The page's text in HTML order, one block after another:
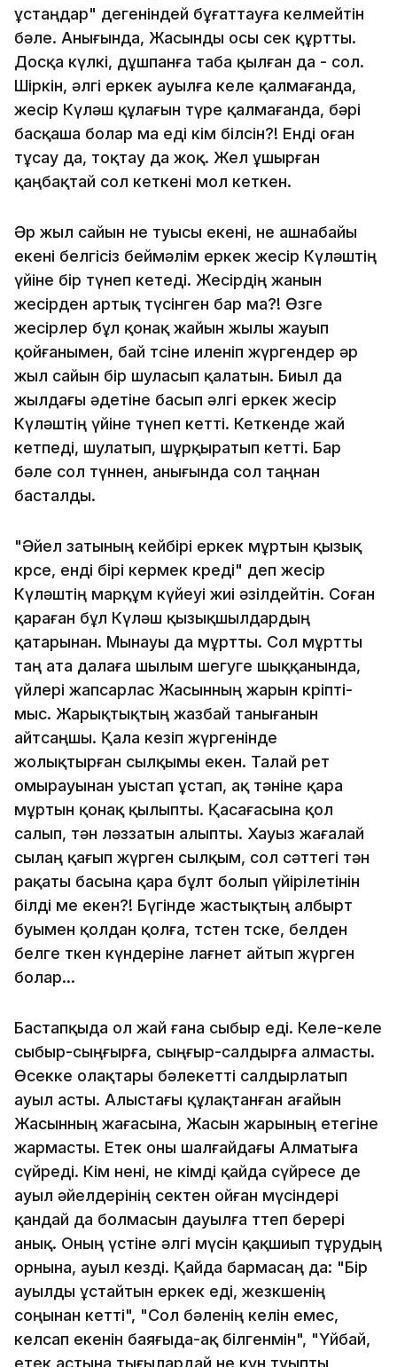
ұстаңдар" дегеніндей бұғаттауға келмейтін
бәле. Анығында, Жасынды осы өсек құртты.
Досқа күлкі, дұшпанға таба қылған да - сол.
Шіркін, әлгі еркек ауылға келе қалмағанда,
жесір Күләш құлағын түре қалмағанда, бәрі
басқаша болар ма еді кім білсін?! Енді оған
тұсау да, тоқтау да жоқ. Жел ұшырған
қаңбақтай сол кеткені мол кеткен.
Әр жыл сайын не туысы екені, не ашнабайы
екені белгісіз беймәлім еркек жесір Күләштің
үйіне бір түнеп кетеді. Жесірдің жанын
жесірден артық түсінген бар ма?! Өзге
жесірлер бұл қонақ жайын жылы жауып
қойғанымен, бай төсіне иленіп жүргендер әр
жыл сайын бір шуласып қалатын. Биыл да
жылдағы әдетіне басып әлгі еркек жесір
Күләштің үйіне түнеп кетті. Кеткенде жай
кетпеді, шулатып, шұрқыратып кетті. Бар
бәле сол түннен, анығында сол таңнан
басталды.
"Әйел затының кейбірі еркек мұртын қызық
көрсе, енді бірі кермек көреді" деп жесір
Күләштің марқұм күйеуі жиі әзілдейтін. Соған
қараған бұл Күләш қызықшылдардың
қатарынан. Мынауы да мұртты. Сол мұртты
таң ата далаға шылым шегуге шыққанында,
үйлері жапсарлас Жасынның жарын көріпті-
мыс. Жарықтықтың жазбай танығанын
айтсаңшы. Қала кезіп жүргенінде
жолықтырған сылқымы екен. Талай рет
омырауынан уыстап ұстап, ақ тәніне қара
мұртын қонақ қылыпты. Қасағасына қол
салып, тән ләззатын алыпты. Хауыз жағалай
сылаң қағып жүрген сылқым, сол сәттегі тән
рақаты басына қара бұлт болып үйірілетінін
білді ме екен?! Бүгінде жастықтың албырт
буымен қолдан қолға, төстен төске, белден
белге өткен күндеріне лағнет айтып жүрген
болар...
Бастапқыда ол жай ғана сыбыр еді. Келе-келе
сыбыр-сыңғырға, сыңғыр-салдырға алмасты.
Өсекке олақтары бәлекетті салдырлатып
ауыл асты. Алыстағы құлақтанған ағайын
Жасынның жағасына, Жасын жарының етегіне
жармасты. Етек оны шалғайдағы Алматыға
сүйреді. Кім нені, не кімді қайда сүйресе де
ауыл әйелдерінің өсектен ойған мүсіндері
қандай да болмасын дауылға төтеп берері
анық. Оның үстіне әлгі мүсін қақшиып тұрудың
орнына, ауыл кезді. Қайда бармасаң да: "Бір
ауылды ұстайтын еркек еді, жезөкшенің
соңынан кетті", "Сол бәленің келін емес,
келсап екенін баяғыда-ақ білгенмін", "Үйбай,
етек астына тығылардай не күн туыпты